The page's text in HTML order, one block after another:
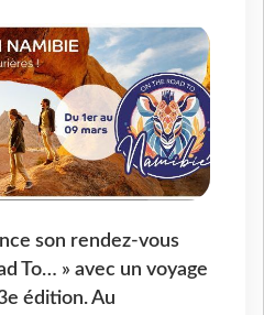
son rendez-vous
To… » avec un voyage
édition. Au